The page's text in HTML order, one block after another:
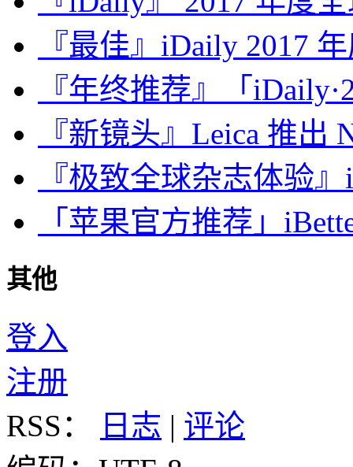
『最佳』iDaily 2017
『年终推荐』「
『新镜头』Leica 推出
『极致全球杂志体验
「苹果官方推荐」
其他
登入
注册
RSS：
日志 | 评论